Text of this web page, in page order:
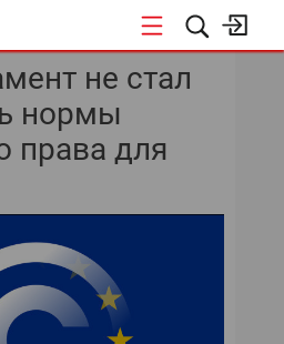
КОНФЕРЕНЦИИ
не стал
нормы
права для